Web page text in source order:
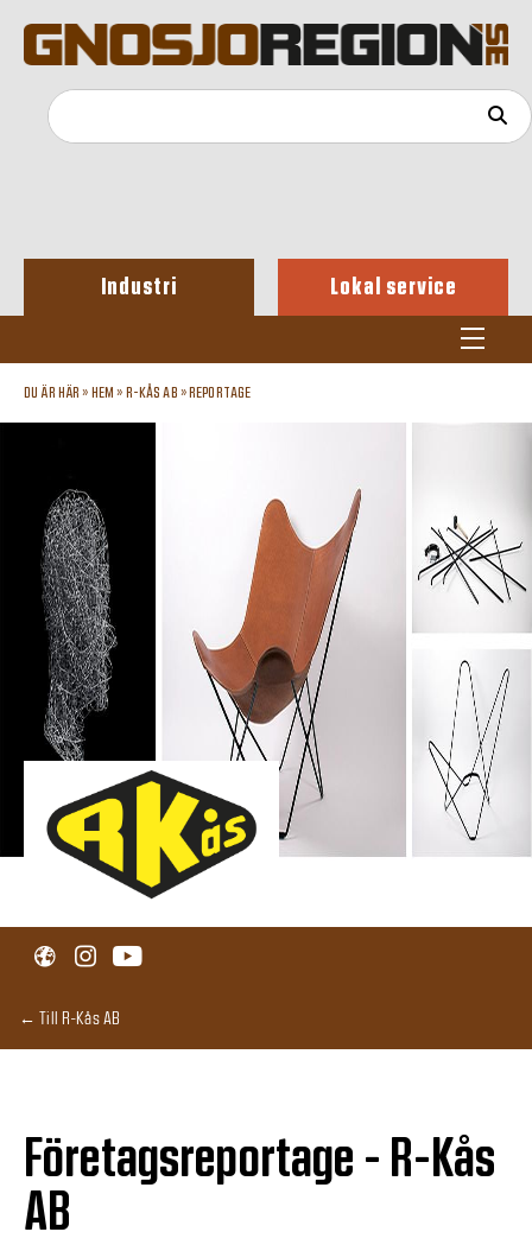
Industri Lokal service
DU ÄR HÄR » HEM » R-KÅS AB » REPORTAGE
← Till R-Kås AB
Företagsreportage - R-Kås
AB